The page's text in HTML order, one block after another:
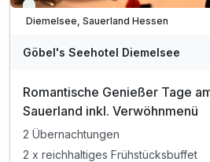
WAR
202
Immer verfügbar
Diemelsee, Sauerland Hessen
Göbel's Seehotel Diemelsee
Romantische Genießer Tage
Sauerland inkl. Verwöhnmenü
2 Übernachtungen
2 x reichhaltiges Frühstücksbuffet